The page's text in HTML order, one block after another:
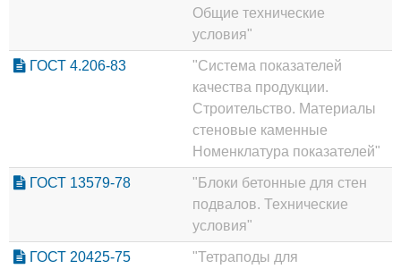
Общие технические
условия"
ГОСТ 4.206-83
"Система показателей
качества продукции.
Строительство. Материалы
стеновые каменные
Номенклатура показателей"
ГОСТ 13579-78
"Блоки бетонные для стен
подвалов. Технические
условия"
ГОСТ 20425-75
"Тетраподы для